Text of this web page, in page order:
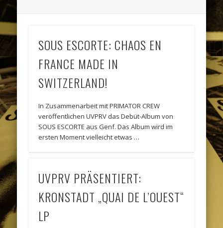
SOUS ESCORTE: CHAOS EN
FRANCE MADE IN
SWITZERLAND!
In Zusammenarbeit mit PRIMATOR CREW
veröffentlichen UVPRV das Debüt-Album von
SOUS ESCORTE aus Genf. Das Album wird im
ersten Moment vielleicht etwas …
UVPRV PRÄSENTIERT:
KRONSTADT „QUAI DE L’OUEST“
LP